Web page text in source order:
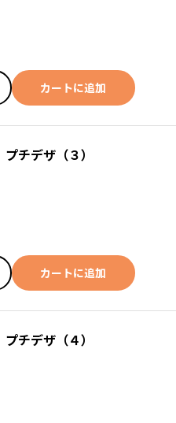
カートに追加
チデザ（３）
カートに追加
チデザ（４）